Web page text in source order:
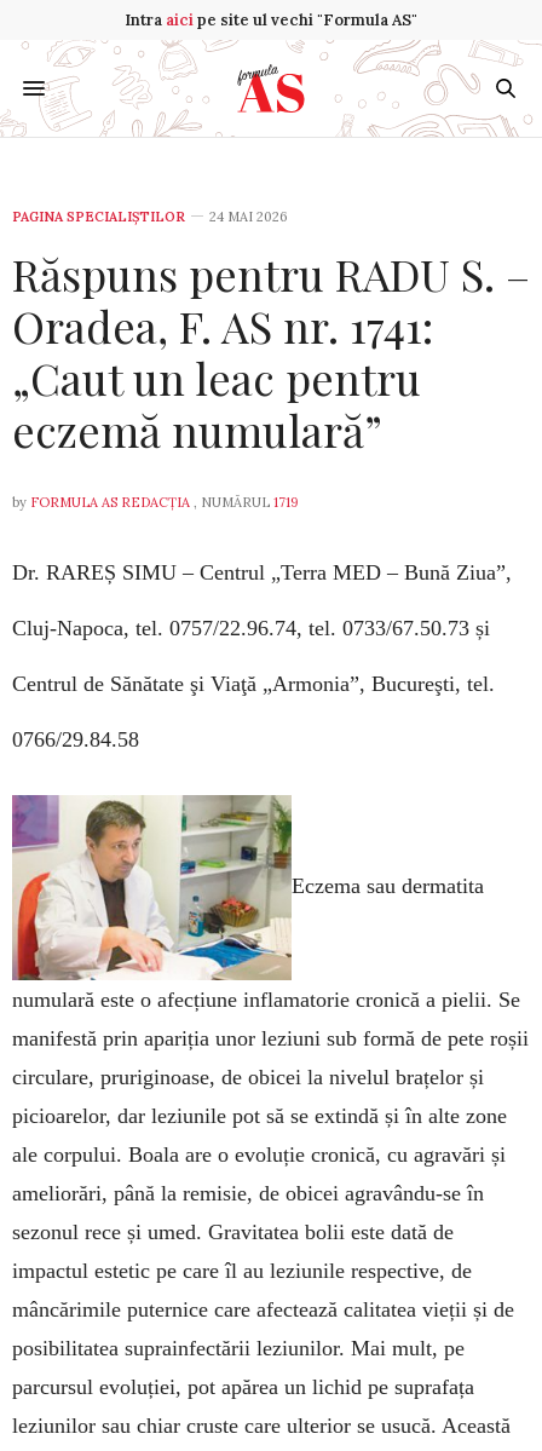
Intra aicipe site ul vechi "Formula AS"
PAGINA SPECIALIȘTILOR 24 MAI 2026
Răspuns pentru RADU S. –
Oradea, F. AS nr. 1741:
„Caut un leac pentru
eczemă numulară”
by FORMULA AS REDACȚIA , NUMĂRUL 1719
Dr. RAREȘ SIMU – Centrul „Terra MED – Bună Ziua”,
Cluj-Napoca, tel. 0757/22.96.74, tel. 0733/67.50.73 și
Centrul de Sănătate şi Viaţă „Armonia”, Bucureşti, tel.
0766/29.84.58
Eczema sau dermatita
numulară este o afecțiune inflamatorie cronică a pielii. Se
manifestă prin apariția unor leziuni sub formă de pete roșii
circulare, pruriginoase, de obicei la nivelul brațelor și
picioarelor, dar leziunile pot să se extindă și în alte zone
ale corpului. Boala are o evoluție cronică, cu agravări și
ameliorări, până la remisie, de obicei agravându-se în
sezonul rece și umed. Gravitatea bolii este dată de
impactul estetic pe care îl au leziunile respective, de
mâncărimile puternice care afectează calitatea vieții și de
posibilitatea suprainfectării leziunilor. Mai mult, pe
parcursul evoluției, pot apărea un lichid pe suprafața
leziunilor sau chiar cruste care ulterior se usucă. Această